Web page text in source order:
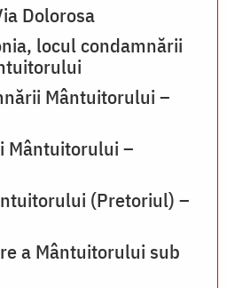
Dolorosa
locul condamnării
Mântuitorului –
Mântuitorului –
(Pretoriul) –
a Mântuitorului sub